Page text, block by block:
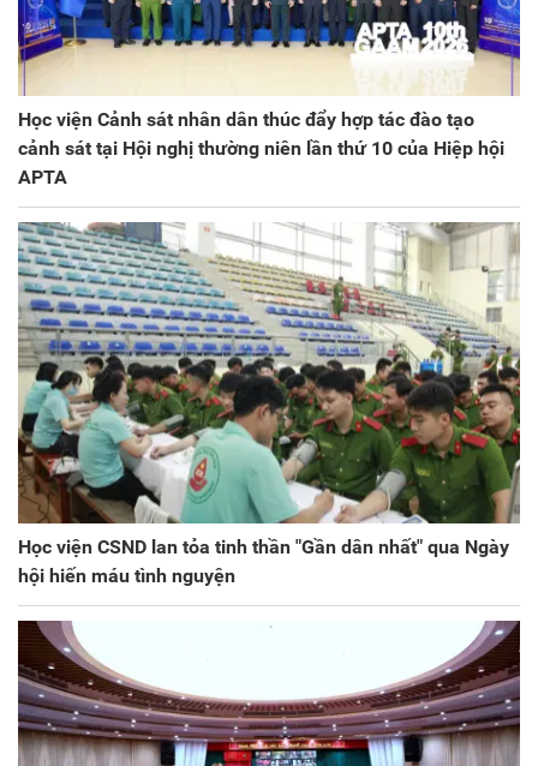
Học viện Cảnh sát nhân dân thúc đẩy hợp tác đào tạo
cảnh sát tại Hội nghị thường niên lần thứ 10 của Hiệp hội
APTA
Học viện CSND lan tỏa tinh thần "Gần dân nhất" qua Ngày
hội hiến máu tình nguyện